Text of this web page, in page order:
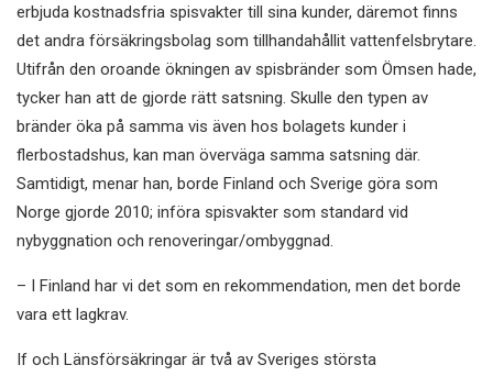
erbjuda kostnadsfria spisvakter till sina kunder, däremot finns
det andra försäkringsbolag som tillhandahållit vattenfelsbrytare.
Utifrån den oroande ökningen av spisbränder som Ömsen hade,
tycker han att de gjorde rätt satsning. Skulle den typen av
bränder öka på samma vis även hos bolagets kunder i
flerbostadshus, kan man överväga samma satsning där.
Samtidigt, menar han, borde Finland och Sverige göra som
Norge gjorde 2010; införa spisvakter som standard vid
nybyggnation och renoveringar/ombyggnad.
– I Finland har vi det som en rekommendation, men det borde
vara ett lagkrav.
If och Länsförsäkringar är två av Sveriges största